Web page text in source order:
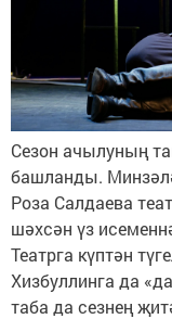
Сезон ачылуның
башланды.
Роза Салдаева
шәхсән үз
Театрга күптән
Хизбуллинга да
таба да сезнең